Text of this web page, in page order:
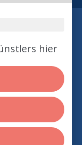
hier